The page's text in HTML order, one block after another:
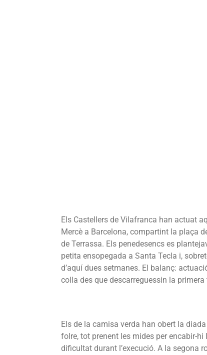
Els Castellers de Vilafranca han actuat
Mercè a Barcelona, compartint la plaça
de Terrassa. Els penedesencs es
petita ensopegada a Santa Tecla i,
d’aquí dues setmanes. El balanç:
colla des que descarreguessin la
Els de la camisa verda han obert la
folre, tot prenent les mides per encabir-
dificultat durant l’execució. A la segona